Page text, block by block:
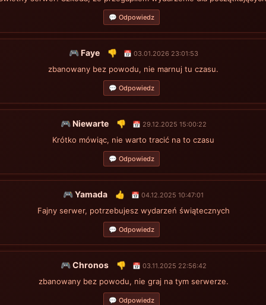
💬 Odpowiedz
🎮 Faye 👎 📅 03.01.2026 23:01:53
zbanowany bez powodu, nie marnuj tu czasu.
💬 Odpowiedz
🎮 Niewarte 👎 📅 29.12.2025 15:00:22
Krótko mówiąc, nie warto tracić na to czasu
💬 Odpowiedz
🎮 Yamada 👍 📅 04.12.2025 10:47:01
Fajny serwer, potrzebujesz wydarzeń świątecznych
💬 Odpowiedz
🎮 Chronos 👎 📅 03.11.2025 22:56:42
zbanowany bez powodu, nie graj na tym serwerze.
💬 Odpowiedz